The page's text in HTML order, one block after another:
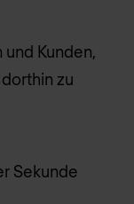
Kunden,
zu
Sekunde